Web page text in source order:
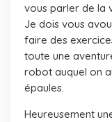
vous parler de la
Je dois vous
faire des
toute une
robot auquel on
épaules.
Heureusement